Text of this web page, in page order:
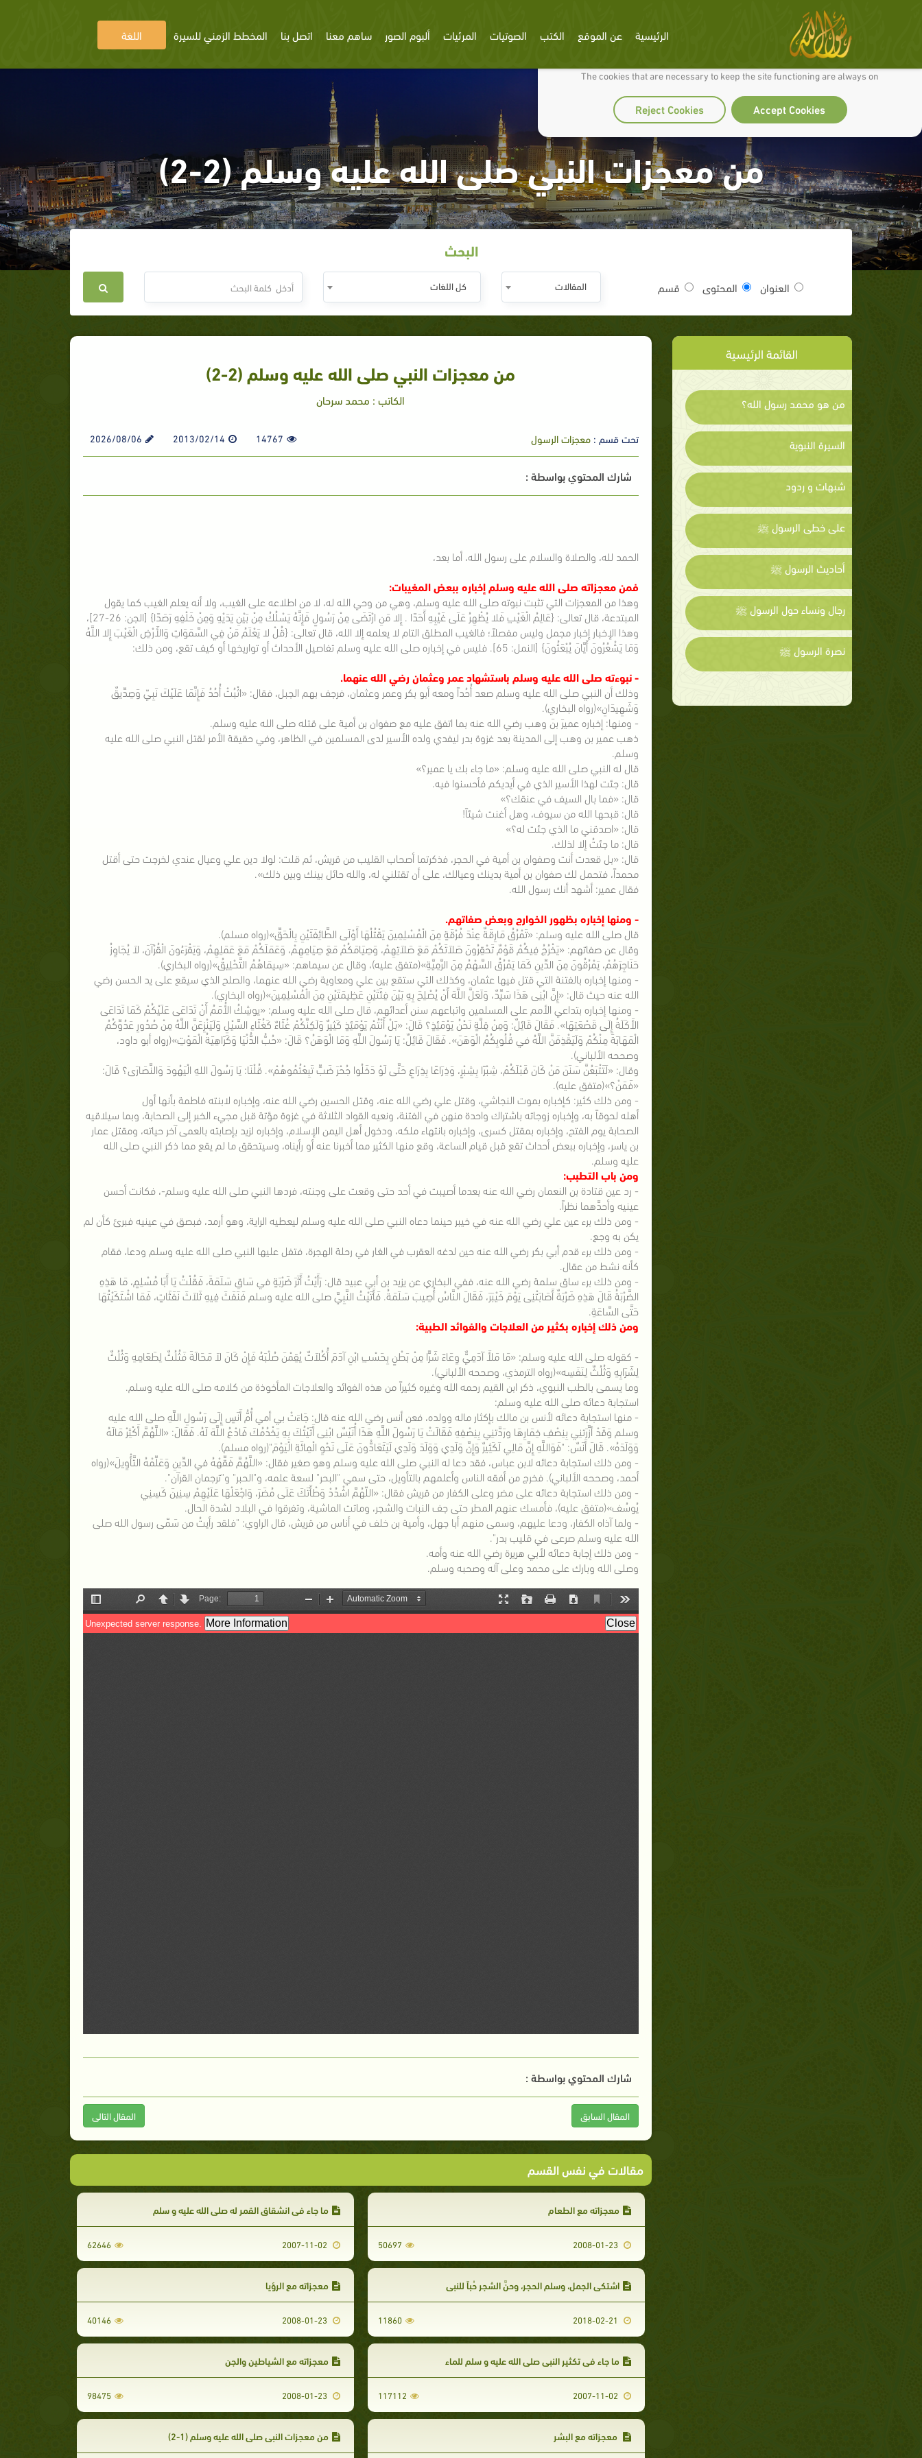
We use cookies to make our site work well for you and so we can continually improve it.
The cookies that are necessary to keep the site functioning are always on
Accept Cookies
Reject Cookies
الرئيسية عن الموقع الكتب الصوتيات المرئيات ألبوم الصور ساهم معنا اتصل بنا المخطط الزمني للسيرة اللغة
من معجزات النبي صلى الله عليه وسلم (2-2)
البحث
العنوان المحتوى قسم المقالات كل اللغات
القائمة الرئيسية
من هو محمد رسول الله؟
السيرة النبوية
شبهات و ردود
على خطى الرسول ﷺ
أحاديث الرسول ﷺ
رجال ونساء حول الرسول ﷺ
نصرة الرسول ﷺ
من معجزات النبي صلى الله عليه وسلم (2-2)
الكاتب : محمد سرحان
تحت قسم :معجزات الرسول 14767
2013/02/14
2026/08/06
شارك المحتوي بواسطة :
الحمد لله، والصلاة والسلام على رسول الله، أما بعد،
فمن معجزاته صلى الله عليه وسلم إخباره ببعض المغيبات:
وهذا من المعجزات التي تثبت نبوته صلى الله عليه وسلم، وهي من وحي الله له، لا من اطلاعه على الغيب، ولا أنه يعلم الغيب كما يقول
المبتدعة، قال تعالى: {عَالِمُ الْغَيْبِ فَلا يُظْهِرُ عَلَى غَيْبِهِ أَحَدًا . إِلا مَنِ ارْتَضَى مِنْ رَسُولٍ فَإِنَّهُ يَسْلُكُ مِنْ بَيْنِ يَدَيْهِ وَمِنْ خَلْفِهِ رَصَدًا} [الجن: 26-27]،
وهذا الإخبار إخبار مجمل وليس مفصلاً؛ فالغيب المطلق التام لا يعلمه إلا الله، قال تعالى: {قُلْ لا يَعْلَمُ مَنْ فِي السَّمَوَاتِ وَالأَرْضِ الْغَيْبَ إِلا اللَّهُ
وَمَا يَشْعُرُونَ أَيَّانَ يُبْعَثُونَ} [النمل: 65]. فليس في إخباره صلى الله عليه وسلم تفاصيل الأحداث أو تواريخها أو كيف تقع، ومن ذلك:
- نبوءته صلى الله عليه وسلم باستشهاد عمر وعثمان رضي الله عنهما.
وذلك أن النبي صلى الله عليه وسلم صعد أُحُداً ومعه أبو بكر وعمر وعثمان، فرجف بهم الجبل، فقال: «اثْبُتْ أُحُدُ فَإِنَّمَا عَلَيْكَ نَبِيّ وَصِدِّيقٌ
وَشَهِيدَانِ»(رواه البخاري).
- ومنها: إخباره عميرَ بنَ وهب رضي الله عنه بما اتفق عليه مع صفوان بن أمية على قتله صلى الله عليه وسلم.
ذهب عمير بن وهب إلى المدينة بعد غزوة بدر ليفدي ولده الأسير لدى المسلمين في الظاهر، وفي حقيقة الأمر لقتل النبي صلى الله عليه
وسلم.
قال له النبي صلى الله عليه وسلم: «ما جاء بك يا عمير؟»
قال: جئت لهذا الأسير الذي في أيديكم فأحسنوا فيه.
قال: «فما بال السيف في عنقك؟»
قال: قبحها الله من سيوف، وهل أغنت شيئاً!
قال: «اصدقني ما الذي جئت له؟»
قال: ما جئتُ إلا لذلك.
قال: «بل قعدت أنت وصفوان بن أمية في الحجر، فذكرتما أصحاب القليب من قريش، ثم قلت: لولا دين علي وعيال عندي لخرجت حتى أقتل
محمداً، فتحمل لك صفوان بن أمية بدينك وعيالك، على أن تقتلني له، والله حائل بينك وبين ذلك».
فقال عمير: أشهد أنك رسول الله.
- ومنها إخباره بظهور الخوارج وبعض صفاتهم.
قال صلى الله عليه وسلم: «تَمْرُقُ مَارِقَةٌ عِنْدَ فُرْقَةٍ مِنَ الْمُسْلِمِينَ يَقْتُلُهَا أَوْلَى الطَّائِفَتَيْنِ بِالْحَقِّ»(رواه مسلم).
وقال عن صفاتهم: «يَخْرُجُ فِيكُمْ قَوْمٌ تَحْقِرُونَ صَلاَتَكُمْ مَعَ صَلاَتِهِمْ، وَصِيَامَكُمْ مَعَ صِيَامِهِمْ، وَعَمَلَكُمْ مَعَ عَمَلِهِمْ، وَيَقْرَءُونَ الْقُرْآنَ، لاَ يُجَاوِزُ
حَنَاجِرَهُمْ، يَمْرُقُونَ مِنَ الدِّينِ كَمَا يَمْرُقُ السَّهْمُ مِنَ الرَّمِيَّةِ»(متفق عليه)، وقال عن سيماهم: «سِيمَاهُمُ التَّحْلِيقُ»(رواه البخاري).
- ومنها إخباره بالفتنة التي قتل فيها عثمان، وكذلك التي ستقع بين علي ومعاوية رضي الله عنهما، والصلح الذي سيقع على يد الحسن رضي
الله عنه حيث قال: «إِنَّ ابْنِى هَذَا سَيِّدٌ، وَلَعَلَّ اللَّهَ أَنْ يُصْلِحَ بِهِ بَيْنَ فِئَتَيْنِ عَظِيمَتَيْنِ مِنَ الْمُسْلِمِينَ»(رواه البخاري).
- ومنها إخباره بتداعي الأمم على المسلمين واتباعهم سنن أعدائهم، قال صلى الله عليه وسلم: «يوشِكُ الأُمَمُ أَنْ تَدَاعَى عَلَيْكُمْ كَمَا تَدَاعَى
الأَكَلَةُ إِلَى قَصْعَتِهَا». فَقَالَ قَائِلٌ: وَمِنْ قِلَّةٍ نَحْنُ يَوْمَئِذٍ؟ قَالَ: «بَلْ أَنْتُمْ يَوْمَئِذٍ كَثِيرٌ وَلَكِنَّكُمْ غُثَاءٌ كَغُثَاءِ السَّيْلِ وَلَيَنْزِعَنَّ اللَّهُ مِنْ صُدُورِ عَدُوِّكُمُ
الْمَهَابَةَ مِنْكُمْ وَلَيَقْذِفَنَّ اللَّهُ في قُلُوبِكُمُ الْوَهَنَ». فَقَالَ قَائِلٌ: يَا رَسُولَ اللَّهِ وَمَا الْوَهَنُ؟ قَالَ: «حُبُّ الدُّنْيَا وَكَرَاهِيَةُ الْمَوْتِ»(رواه أبو داود،
وصححه الألباني).
وقال: «لَتَتْبَعُنَّ سَنَنَ مَنْ كَانَ قَبْلَكُمْ، شِبْرًا بِشِبْرٍ، وَذِرَاعًا بِذِرَاعٍ حَتَّى لَوْ دَخَلُوا جُحْرَ ضَبٍّ تَبِعْتُمُوهُمْ». قُلْنَا: يَا رَسُولَ اللهِ الْيَهُودَ وَالنَّصَارَى؟ قَالَ:
«فَمَنْ؟»(متفق عليه).
- ومن ذلك كثير: كإخباره بموت النجاشي، وقتل علي رضي الله عنه، وقتل الحسين رضي الله عنه، وإخباره لابنته فاطمة بأنها أول
أهله لحوقاً به، وإخباره زوجاته باشتراك واحدة منهن في الفتنة، ونعيه القواد الثلاثة في غزوة مؤتة قبل مجيء الخبر إلى الصحابة، وبما سيلاقيه
الصحابة يوم الفتح، وإخباره بمقتل كسرى، وإخباره بانتهاء ملكه، ودخول أهل اليمن الإسلام، وإخباره لزيد بإصابته بالعمى آخر حياته، ومقتل عمار
بن ياسر، وإخباره ببعض أحداث تقع قبل قيام الساعة، وقع منها الكثير مما أخبرنا عنه أو رأيناه، وسيتحقق ما لم يقع مما ذكر النبي صلى الله
عليه وسلم.
ومن باب التطبب:
- رد عين قتادة بن النعمان رضي الله عنه بعدما أصيبت في أحد حتى وقعت على وجنته، فردها النبي صلى الله عليه وسلم-، فكانت أحسن
عينيه وأحدَّهما نظراً.
- ومن ذلك برء عين علي رضي الله عنه في خيبر حينما دعاه النبي صلى الله عليه وسلم ليعطيه الراية، وهو أرمد، فبصق في عينيه فبرئ كأن لم
يكن به وجع.
- ومن ذلك برء قدم أبي بكر رضي الله عنه حين لدغه العقرب في الغار في رحلة الهجرة، فتفل عليها النبي صلى الله عليه وسلم ودعا، فقام
كأنه نشط من عقال.
- ومن ذلك برء ساق سلمة رضي الله عنه، ففي البخاري عن يزيد بن أبي عبيد قال: رَأَيْتُ أَثَرَ ضَرْبَةٍ في سَاقِ سَلَمَةَ، فَقُلْتُ يَا أَبَا مُسْلِمٍ، مَا هَذِهِ
الضَّرْبَةُ قَالَ هَذِهِ ضَرْبَةٌ أَصَابَتْنِى يَوْمَ خَيْبَرَ، فَقَالَ النَّاسُ أُصِيبَ سَلَمَةُ. فَأَتَيْتُ النَّبِيَّ صلى الله عليه وسلم فَنَفَثَ فِيهِ ثَلاَثَ نَفَثَاتٍ، فَمَا اشْتَكَيْتُهَا
حَتَّى السَّاعَةِ.
ومن ذلك إخباره بكثير من العلاجات والفوائد الطبية:
- كقوله صلى الله عليه وسلم: «مَا مَلأَ آدَمِيٌّ وِعَاءً شَرًّا مِنْ بَطْنٍ بِحَسْبِ ابْنِ آدَمَ أُكُلاَتٌ يُقِمْنَ صُلْبَهُ فَإِنْ كَانَ لاَ مَحَالَةَ فَثُلُثٌ لِطَعَامِهِ وَثُلُثٌ
لِشَرَابِهِ وَثُلُثٌ لِنَفَسِه»(رواه الترمذي، وصححه الألباني).
وما يسمى بالطب النبوي، ذكر ابن القيم رحمه الله وغيره كثيراً من هذه الفوائد والعلاجات المأخوذة من كلامه صلى الله عليه وسلم.
استجابة دعائه صلى الله عليه وسلم:
- منها استجابة دعائه لأنس بن مالك بإكثار ماله وولده، فعن أنس رضي الله عنه قال: جَاءَتْ بي أمي أُمُّ أَنَسٍ إِلَى رَسُولِ اللَّهِ صلى الله عليه
وسلم وَقَدْ أزَّرَتنِي بِنِصْفِ خِمَارِهَا ورَدَّتنِي بِنِصْفِهِ فَقَالَتْ يَا رَسُولَ اللَّهِ هَذَا أُنَيْسٌ ابْنِى أَتَيْتُكَ بِهِ يَخْدُمُكَ فَادْعُ اللَّهَ لَهُ. فَقَالَ: «اللَّهُمَّ أَكْثِرْ مَالَهُ
وَوَلَدَهُ». قَالَ أَنَسٌ: "فَوَاللَّهِ إِنَّ مَالِي لَكَثِيرٌ وَإِنَّ وَلَدِي وَوَلَدَ وَلَدِي لَيَتَعَادُّونَ عَلَى نَحْوِ الْمِائَةِ الْيَوْمَ"(رواه مسلم).
- ومن ذلك استجابة دعائه لابن عباس، فقد دعا له النبي صلى الله عليه وسلم وهو صغير فقال: «اللَّهُمَّ فَقِّهْهُ في الدِّينِ وَعَلِّمْهُ التَّأْوِيلَ»(رواه
أحمد، وصححه الألباني). فخرج من أفقه الناس وأعلمهم بالتأويل، حتى سمي "البحر" لسعة علمه، و"الحبر" و"ترجمان القرآن".
- ومن ذلك استجابة دعائه على مضر وعلى الكفار من قريش فقال: «اللّهُمَّ اشْدُدْ وَطْأَتَكَ عَلَى مُضَرَ، وَاجْعَلْهَا عَلَيْهِمْ سِنِينَ كَسِنِي
يُوسُف»(متفق عليه)، فأمسك عنهم المطر حتى جف النبات والشجر، وماتت الماشية، وتفرقوا في البلاد لشدة الحال.
- ولما آذاه الكفار، ودعا عليهم، وسمى منهم أبا جهل، وأمية بن خلف في أناس من قريش، قال الراوي: "فلقد رأيتُ من سَمّى رسول الله صلى
الله عليه وسلم صرعى في قليب بدر".
- ومن ذلك إجابة دعائه لأبي هريرة رضي الله عنه وأمه.
وصلى الله وبارك على محمد وعلى آله وصحبه وسلم.
شارك المحتوي بواسطة :
المقال السابق المقال التالى
مقالات في نفس القسم
معجزاته مع الطعام
2008-01-23
50697
ما جاء في انشقاق القمر له صلى الله عليه و سلم
62646
اشتكى الجمل، وسلم الحجر، وحنَّ الشجر حُباً للنبي
11860
معجزاته مع الرؤيا
2008-01-23
40146
ما جاء في تكثير النبي صلى الله عليه و سلم للماء
117112
معجزاته مع الشياطين والجن
2008-01-23
98475
معجزاته مع البشر من معجزات النبي صلى الله عليه وسلم (1-2)